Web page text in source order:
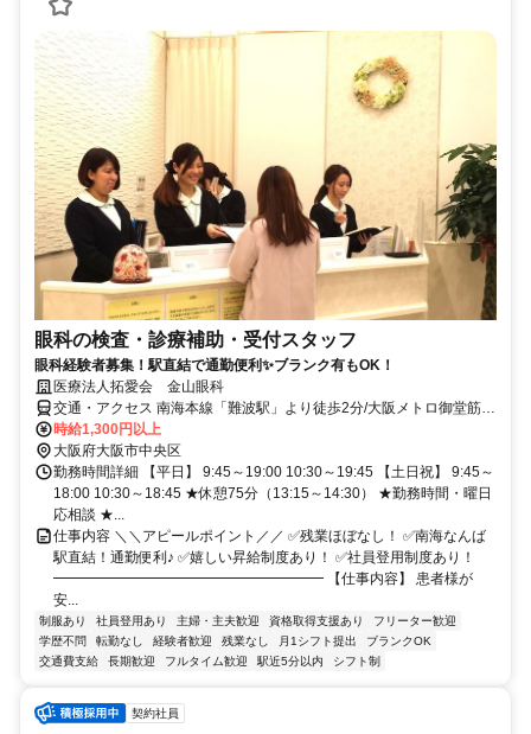
眼科の検査・診療補助・受付スタッフ
眼科経験者募集！駅直結で通勤便利✨ブランク有もOK！
医療法人拓愛会 金山眼科
交通・アクセス 南海本線「難波駅」より徒歩2分/大阪メトロ御堂筋線
「なんば駅」より徒歩4分
時給1,300円以上
大阪府大阪市中央区
勤務時間詳細 【平日】 9:45～19:00 10:30～19:45 【土日祝】 9:45～
18:00 10:30～18:45 ★休憩75分（13:15～14:30） ★勤務時間・曜日
応相談 ★...
仕事内容 ＼＼アピールポイント／／ ✅残業ほぼなし！ ✅南海なんば
駅直結！通勤便利♪ ✅嬉しい昇給制度あり！ ✅社員登用制度あり！
━━━━━━━━━━━━━━━━━━━ 【仕事内容】 患者様が
安...
制服あり 社員登用あり 主婦・主夫歓迎 資格取得支援あり
フリーター歓迎
学歴不問
転勤なし 経験者歓迎 残業なし 月1シフト提出
ブランクOK
交通費支給
長期歓迎 フルタイム歓迎 駅近5分以内 シフト制
契約社員